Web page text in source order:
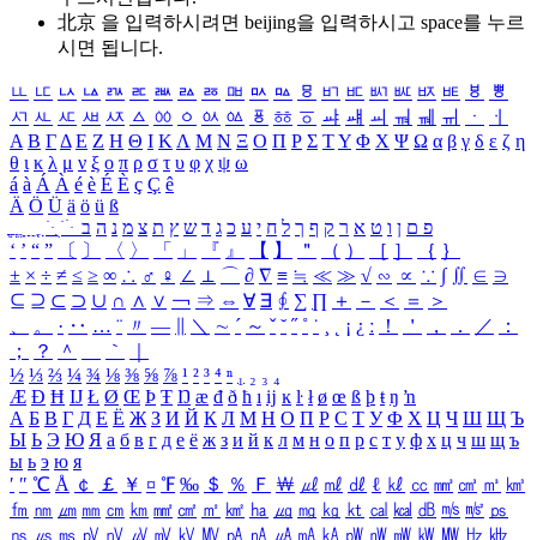
北京 을 입력하시려면 beijing을 입력하시고 space를 누르
시면 됩니다.
ㅥ ㅦ ㅧ ㅨ ㅩ ㅪ ㅫ ㅬ ㅭ ㅮ ㅯ ㅰ ㅱ ㅲ ㅳ ㅴ ㅵ ㅶ ㅷ ㅸ
ㅹ
ㅺ ㅻ ㅼ ㅽ ㅾ ㅿ ㆀ ㆁ ㆂ ㆃ ㆄ ㆅ ㆆ ㆇ ㆈ ㆉ ㆊ ㆋ ㆌ ㆍ
ㆎ
Α Β ΓΔ Ε Ζ Η Θ Ι ΚΛ Μ Ν Ξ Ο Π Ρ Σ ΤΥ Φ Χ Ψ Ω α β γ δ ε ζ η
θ ι κ λ μ ν ξ ο π ρ σ τ υ φ χ ψ ω
á à Á À é è É È ç Ç ê
Ä Ö Ü ä ö ü ß
ִֶֹ ֻּ ׁׂ פ ם ן ו ט א ר ק ף ך ל ח י ע כ ג ד ש ץ ת צ מ נ ה ב
‘ ’ “ ” 〔 〕 〈 〉 「 」 『 』 【 】 ＂ （ ） ［ ］ ｛ ｝
± × ÷ ≠ ≤ ≥ ∞ ∴ ♂ ♀ ∠ ⊥ ⌒ ∂ ∇ ≡ ≒ ≪ ≫ √ ∽ ∝ ∵ ∫ ∬ ∈ ∋
⊆ ⊇ ⊂ ⊃ ∪ ∩ ∧ ∨ ￢ ⇒ ⇔ ∀ ∃ ∮ ∑ ∏ ＋ － ＜ ＝
＞
、
。 · ‥ … ¨ 〃 ― ＼ ∼ ´ ～ ˇ ˘ ˝ ˚ ˙ ¸ ¡ ¿ ː ！ ＇ ， ． ／
：
；
？ ＾ ｀
½ ⅓ ⅔ ¼ ¾ ⅛ ⅜ ⅝ ⅞ ¹ ² ³ ⁴ ⁿ ₁ ₂ ₃ ₄
Æ Ð Ħ Ĳ Ł Ø Œ Þ Ŧ Ŋ æ đ ð ħ ı ĳ ĸ ŀ ł ø œ ß þ ŧ ŋ ŉ
А Б В Г Д Е Ё Ж З И Й К Л М Н О П Р С Т У Ф Х Ц Ч Ш Щ Ъ
Ы Ь Э Ю Я а б в г д е ё ж з и й к л м н о п р с т у ф х ц ч ш щ ъ
ы ь э ю я
′ ″ ℃ Å ￠ ￡ ￥ ¤ ℉ ‰ ＄ ％ Ｆ ￦ ㎕ ㎖ ㎗ ℓ ㎘ ㏄ ㎣ ㎤ ㎥ ㎦
㎙ ㎚ ㎛ ㎜ ㎝ ㎞ ㎟ ㎠ ㎡ ㎢ ㏊ ㎍ ㎎ ㎏ ㏏ ㎈ ㎉ ㏈ ㎧ ㎨ ㎰
㎱ ㎲ ㎳ ㎴ ㎵ ㎶ ㎷ ㎸ ㎹ ㎀ ㎁ ㎂ ㎃ ㎄ ㎺ ㎻ ㎽ ㎾ ㎿ ㎐ ㎑